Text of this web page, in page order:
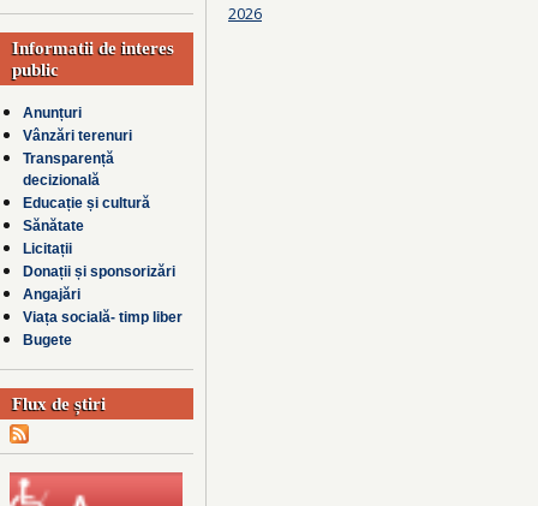
Informatii de interes
public
Anunțuri
Vânzări terenuri
Transparență
decizională
Educație și cultură
Sănătate
Licitații
Donații și sponsorizări
Angajări
Viața socială- timp liber
Bugete
Flux de știri
2026